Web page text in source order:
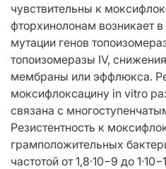
чувствительны к
фторхинолонам возникает
мутации генов
топоизомеразы IV,
мембраны или эффлюкса.
моксифлоксацину in vitro
связана с
Резистентность к
грамположительных
частотой от 1,8·10−9 до